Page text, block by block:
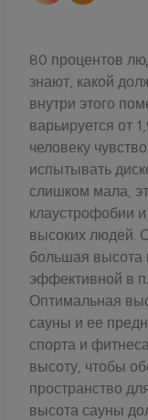
80 процентов
знают, какой
внутри этого
варьируется от
человеку
испытывать
слишком мала,
клаустрофобии
высоких людей.
большая высота
эффективной в
Оптимальная
сауны и ее
спорта и
высоту, чтобы
пространство
высота сауны